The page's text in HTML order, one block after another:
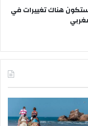
هناك تغييرات في